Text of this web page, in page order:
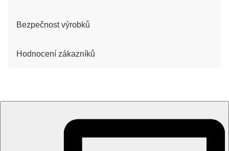
Bezpečnost výrobků
Hodnocení zákazníků